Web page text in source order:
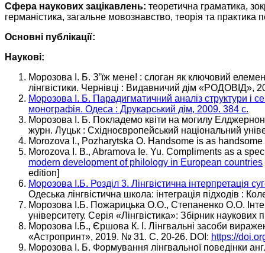
Сфера наукових зацікавлень: теоретична граматика,
германістика, загальне мовознавство, теорія та
Основні публікації:
Наукові:
Морозова І. Б. З’їж мене! : слоган як ключовий
лінгвістики. Чернівці : Видавничий дім «РОДОВІД»,
Морозова І. Б. Парадигматичний аналіз структури і
монографія. Одеса : Друкарський дім, 2009. 384 с.
Морозова І. Б. Покладемо квіти на могилу
журн. Луцьк : Східноєвропейський національний
Morozova I., Pozharytska O. Handsome is as
Morozova I. B., Abramova Ie. Yu. Compliments as a
modern development of philology in European countries
edition]
Морозова І.Б. Розділ 3. Лінгвістична інтерпретація
Одеська лінгвістична школа: інтеграція підходів :
Морозова І.Б. Пожарицька О.О., Степаненко О.О.
університету. Серія «Лінгвістика»: Збірник
Морозова І.Б., Єршова К. І. Лінгвальні засоби
«Астропринт», 2019. № 31. С. 20-26. DOI: https://
Морозова І. Б. Формування лінгвальної поведінки